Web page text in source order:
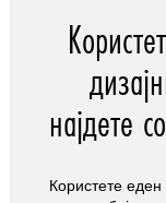
најдете
Користете